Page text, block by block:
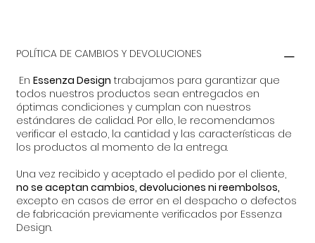
POLÍTICA DE CAMBIOS Y DEVOLUCIONES
EnEssenza Design trabajamos para garantizar que
todos nuestros productos sean entregados en
óptimas condiciones y cumplan con nuestros
estándares de calidad. Por ello, le recomendamos
verificar el estado, la cantidad y las características de
los productos al momento de la entrega.
Una vez recibido y aceptado el pedido por el cliente,
no se aceptan cambios, devoluciones ni reembolsos,
excepto en casos de error en el despacho o defectos
de fabricación previamente verificados por Essenza
Design.